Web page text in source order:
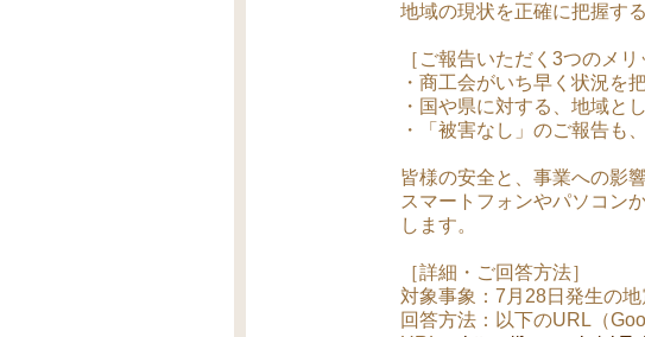
地域の現状を正確に把握す
［ご報告いただく3つのメリ
・商工会がいち早く状況を
・国や県に対する、地域と
・「被害なし」のご報告も
皆様の安全と、事業への影
スマートフォンやパソコン
します。
［詳細・ご回答方法］
対象事象：7月28日発生の
回答方法：以下のURL（